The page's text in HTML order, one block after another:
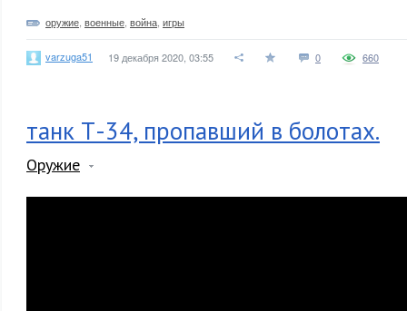
оружие военные война игры
varzuga51 19 декабря 2020, 03:55 0 660
танк Т-34, пропавший в болотах.
Оружие